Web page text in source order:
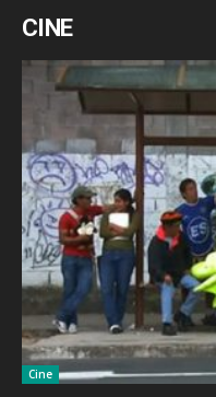
CINE
Cine